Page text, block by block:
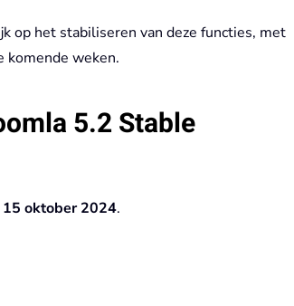
op het stabiliseren van deze functies, met
komende weken.
5.2 Stable
15 oktober 2024.